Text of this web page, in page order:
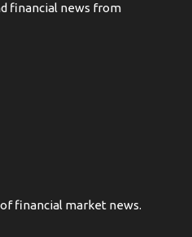
financial news from
financial market news.